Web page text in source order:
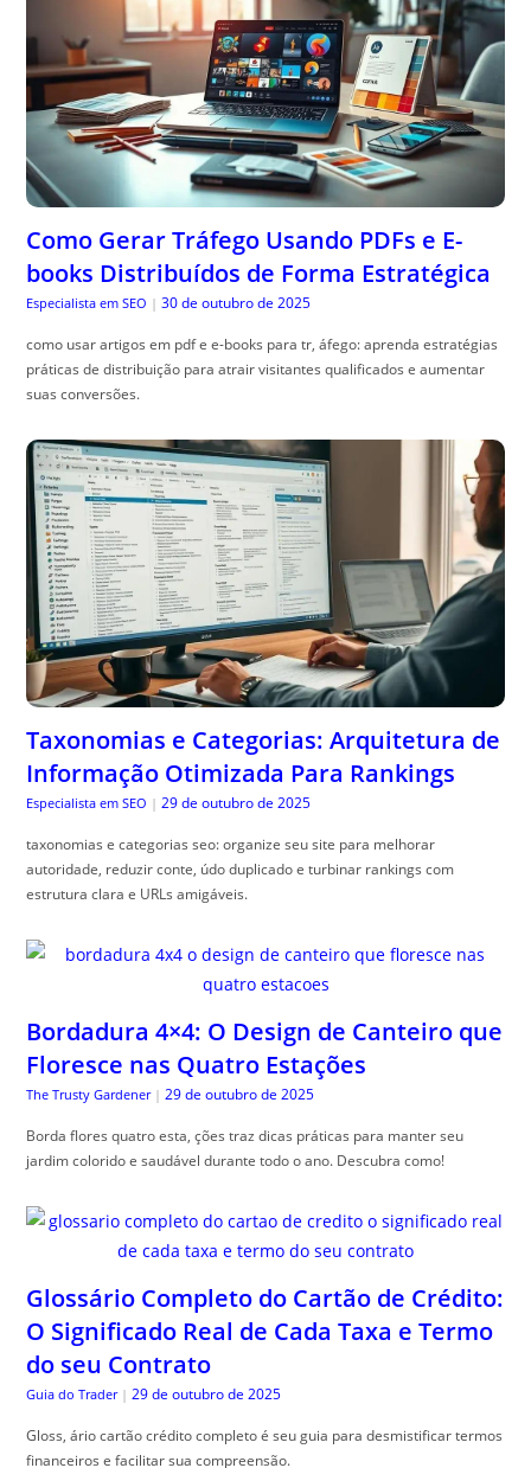
Como Gerar Tráfego Usando PDFs e E-
books Distribuídos de Forma Estratégica
Especialista em SEO | 30 de outubro de 2025
como usar artigos em pdf e e-books para tr, áfego: aprenda estratégias
práticas de distribuição para atrair visitantes qualificados e aumentar
suas conversões.
Taxonomias e Categorias: Arquitetura de
Informação Otimizada Para Rankings
Especialista em SEO | 29 de outubro de 2025
taxonomias e categorias seo: organize seu site para melhorar
autoridade, reduzir conte, údo duplicado e turbinar rankings com
estrutura clara e URLs amigáveis.
Bordadura 4×4: O Design de Canteiro que
Floresce nas Quatro Estações
The Trusty Gardener | 29 de outubro de 2025
Borda flores quatro esta, ções traz dicas práticas para manter seu
jardim colorido e saudável durante todo o ano. Descubra como!
Glossário Completo do Cartão de Crédito:
O Significado Real de Cada Taxa e Termo
do seu Contrato
Guia do Trader | 29 de outubro de 2025
Gloss, ário cartão crédito completo é seu guia para desmistificar termos
financeiros e facilitar sua compreensão.